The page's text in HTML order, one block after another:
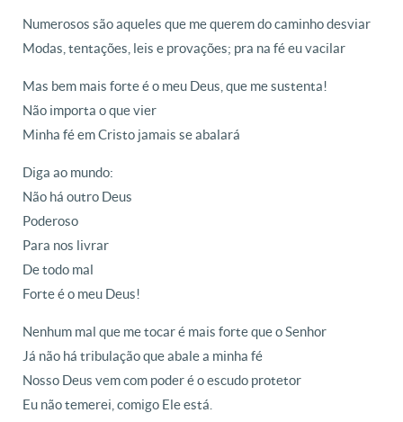
Numerosos são aqueles que me querem do caminho desviar
Modas, tentações, leis e provações; pra na fé eu vacilar
Mas bem mais forte é o meu Deus, que me sustenta!
Não importa o que vier
Minha fé em Cristo jamais se abalará
Diga ao mundo:
Não há outro Deus
Poderoso
Para nos livrar
De todo mal
Forte é o meu Deus!
Nenhum mal que me tocar é mais forte que o Senhor
Já não há tribulação que abale a minha fé
Nosso Deus vem com poder é o escudo protetor
Eu não temerei, comigo Ele está.